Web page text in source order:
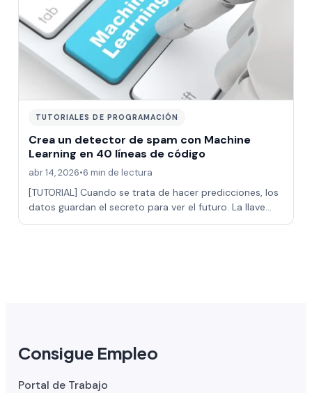
TUTORIALES DE PROGRAMACIÓN
Crea un detector de spam con Machine
Learning en 40 líneas de código
abr 14, 2026•6 min de lectura
[TUTORIAL] Cuando se trata de hacer predicciones, los
datos guardan el secreto para ver el futuro. La llave
para descubrirlo está en las téc…
Consigue Empleo
Portal de Trabajo